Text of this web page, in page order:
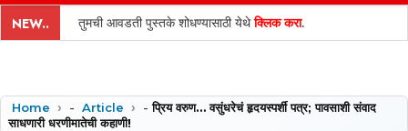
content
NEW.. तुमची आवडती पुस्तके शोधण्यासाठी येथेक्लिक करा.
Home - Article -प्रिय वरुण… वसुंधरेचं हृदयस्पर्शी पत्र; पावसाशी संवाद
साधणारी धरणीमातेची कहाणी!